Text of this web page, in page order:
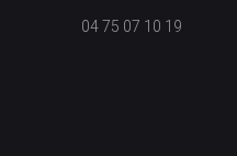
04 75 07 10 19